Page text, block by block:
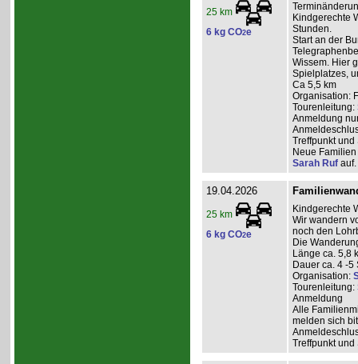
25 km
6 kg CO2e
Kindgerechte
Stunden.
Start an der
Wissem. Hier
Spielplatzes,
Ca 5,5 km
Organisation:
Tourenleitung:
Anmeldung
Treffpunkt und
Neue
Sarah Rufauf.
19.04.2026
25 km
6 kg CO2e
Kindgerechte
Wir wandern
noch den
Die
Länge ca. 5,8
Dauer ca. 4 -5
Organisation:
Tourenleitung:
Anmeldung
Alle
melden sich
Treffpunkt und